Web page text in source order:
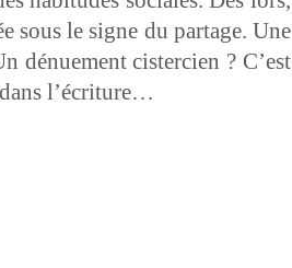
sous le signe du partage. Une
dénue­ment cis­ter­cien ? C’est
l’écriture…